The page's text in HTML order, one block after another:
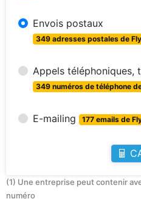
Envois postaux
349 adresses postales de
Appels téléphoniques,
349 numéros de téléphone
E-mailing 177 emails de
(1) Une entreprise peut contenir
numéro